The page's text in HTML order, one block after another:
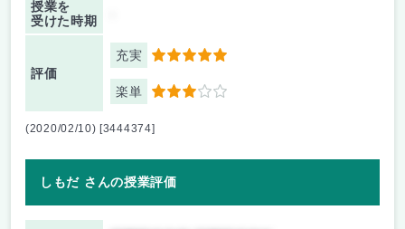
授業を
受けた時期
評価
充実 5
楽単 3
(2020/02/10) [3444374]
しもだ さんの授業評価